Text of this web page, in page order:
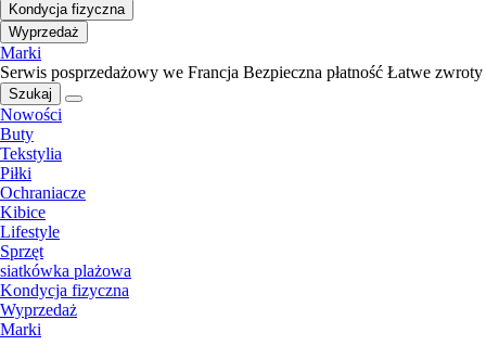
Kondycja fizyczna
Wyprzedaż
Marki
Serwis posprzedażowy we Francja Bezpieczna płatność Łatwe zwroty
Szukaj
Nowości
Buty
Tekstylia
Piłki
Ochraniacze
Kibice
Lifestyle
Sprzęt
siatkówka plażowa
Kondycja fizyczna
Wyprzedaż
Marki